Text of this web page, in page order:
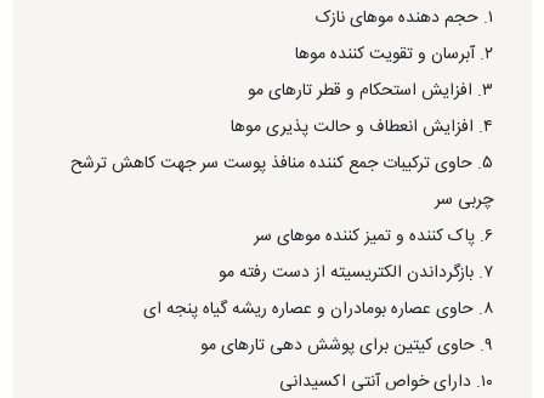
۱. حجم دهنده موهای نازک
۲. آبرسان و تقویت کننده موها
۳. افزایش استحکام و قطر تارهای مو
۴. افزایش انعطاف و حالت پذیری موها
۵. حاوی ترکیبات جمع کننده منافذ پوست سر جهت کاهش ترشح
چربی سر
۶. پاک کننده و تمیز کننده موهای سر
۷. بازگرداندن الکتریسیته از دست رفته مو
۸. حاوی عصاره بومادران و عصاره ریشه گیاه پنجه ای
۹. حاوی کیتین برای پوشش دهی تارهای مو
۱۰. دارای خواص آنتی اکسیدانی